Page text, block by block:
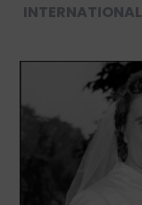
INTERNATIONAL